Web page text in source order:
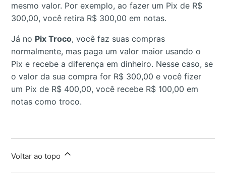
mesmo valor. Por exemplo, ao fazer um Pix de R$
300,00, você retira R$ 300,00 em notas.
Já no Pix Troco, você faz suas compras
normalmente, mas paga um valor maior usando o
Pix e recebe a diferença em dinheiro. Nesse caso, se
o valor da sua compra for R$ 300,00 e você fizer
um Pix de R$ 400,00, você recebe R$ 100,00 em
notas como troco.
Voltar ao topo